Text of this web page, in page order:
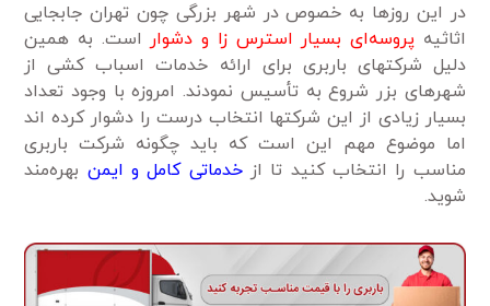
در این روزها به خصوص در شهر بزرگی چون تهران جابجایی
اثاثیه پروسه‌ای بسیار استرس زا و دشوار است. به همین
دلیل شرکتهای باربری برای ارائه خدمات اسباب کشی از
شهرهای بزر شروع به تأسیس نمودند. امروزه با وجود تعداد
بسیار زیادی از این شرکتها انتخاب درست را دشوار کرده اند
اما موضوع مهم این است که باید چگونه شرکت باربری
مناسب را انتخاب کنید تا ازخدماتی کامل و ایمن بهره‌مند
شوید.